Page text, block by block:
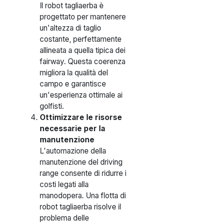
Il robot tagliaerba è
progettato per mantenere
un'altezza di taglio
costante, perfettamente
allineata a quella tipica dei
fairway. Questa coerenza
migliora la qualità del
campo e garantisce
un'esperienza ottimale ai
golfisti.
Ottimizzare le risorse
necessarie per la
manutenzione
L'automazione della
manutenzione del driving
range consente di ridurre i
costi legati alla
manodopera. Una flotta di
robot tagliaerba risolve il
problema delle